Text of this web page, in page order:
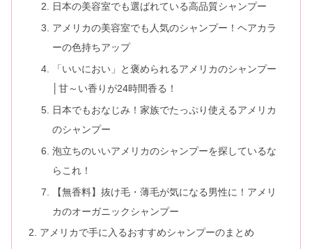
日本の美容室でも選ばれている高品質シャンプー
アメリカの美容室でも人気のシャンプー！ヘアカラ
ーの色持ちアップ
「いいにおい」と褒められるアメリカのシャンプー
│甘～い香りが24時間香る！
日本でもおなじみ！家族でたっぷり使えるアメリカ
のシャンプー
泡立ちのいいアメリカのシャンプーを探しているな
らこれ！
【無香料】抜け毛・薄毛が気になる男性に！アメリ
カのオーガニックシャンプー
アメリカで手に入るおすすめシャンプーのまとめ